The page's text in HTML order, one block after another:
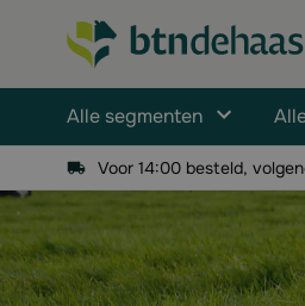
Alle segmenten
Voor 14:00 besteld,